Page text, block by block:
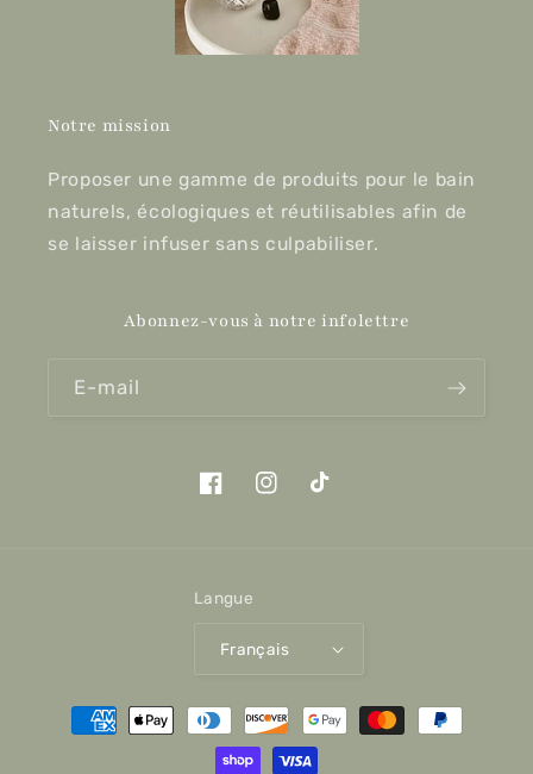
Notre mission
Proposer une gamme de produits pour le bain
naturels, écologiques et réutilisables afin de
se laisser infuser sans culpabiliser.
Abonnez-vous à notre infolettre
E-mail
FacebookInstagramTikTok
Langue
Français
Moyens